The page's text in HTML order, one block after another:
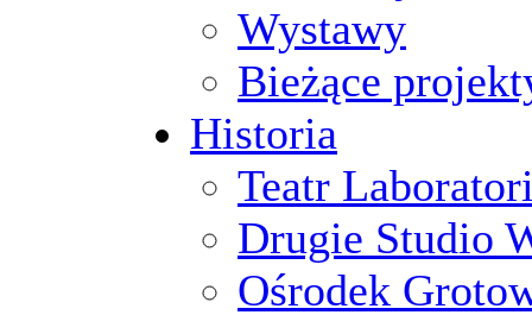
Wystawy
Bieżące
Historia
Teatr
Drugie Studio
Ośrodek